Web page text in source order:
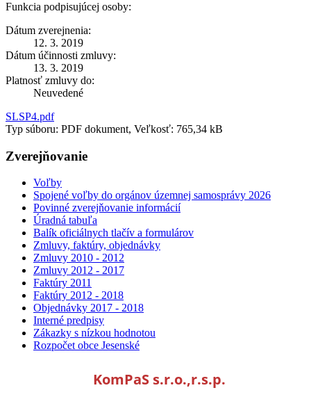
Funkcia podpisujúcej osoby:
Dátum zverejnenia:
12. 3. 2019
Dátum účinnosti zmluvy:
13. 3. 2019
Platnosť zmluvy do:
Neuvedené
SLSP4.pdf
Typ súboru: PDF dokument, Veľkosť: 765,34 kB
Zverejňovanie
Voľby
Spojené voľby do orgánov územnej samosprávy 2026
Povinné zverejňovanie informácií
Úradná tabuľa
Balík oficiálnych tlačív a formulárov
Zmluvy, faktúry, objednávky
Zmluvy 2010 - 2012
Zmluvy 2012 - 2017
Faktúry 2011
Faktúry 2012 - 2018
Objednávky 2017 - 2018
Interné predpisy
Zákazky s nízkou hodnotou
Rozpočet obce Jesenské
KomPaS s.r.o.,r.s.p.